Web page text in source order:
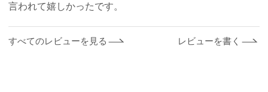
言われて嬉しかったです。
すべてのレビューを見る レビューを書く